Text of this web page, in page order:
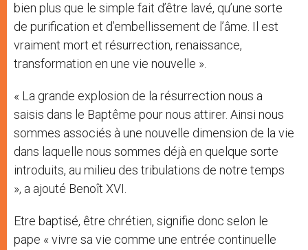
bien plus que le simple fait d’être lavé, qu’une sorte
de purification et d’embellissement de l’âme. Il est
vraiment mort et résurrection, renaissance,
transformation en une vie nouvelle ».
« La grande explosion de la résurrection nous a
saisis dans le Baptême pour nous attirer. Ainsi nous
sommes associés à une nouvelle dimension de la vie
dans laquelle nous sommes déjà en quelque sorte
introduits, au milieu des tribulations de notre temps
», a ajouté Benoît XVI.
Etre baptisé, être chrétien, signifie donc selon le
pape « vivre sa vie comme une entrée continuelle